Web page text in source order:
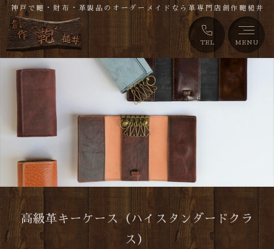
TEL MENU
神戸で鞄・財布・革製品のオーダーメイドなら革専門店創作鞄槌井
高級革キーケース（ハイスタンダードクラ
ス）